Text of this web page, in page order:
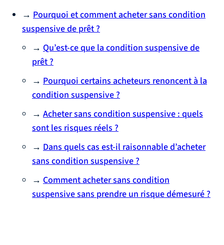
→ Pourquoi et comment acheter sans condition
suspensive de prêt ?
→ Qu’est-ce que la condition suspensive de
prêt ?
→ Pourquoi certains acheteurs renoncent à la
condition suspensive ?
→ Acheter sans condition suspensive : quels
sont les risques réels ?
→ Dans quels cas est-il raisonnable d’acheter
sans condition suspensive ?
→ Comment acheter sans condition
suspensive sans prendre un risque démesuré ?